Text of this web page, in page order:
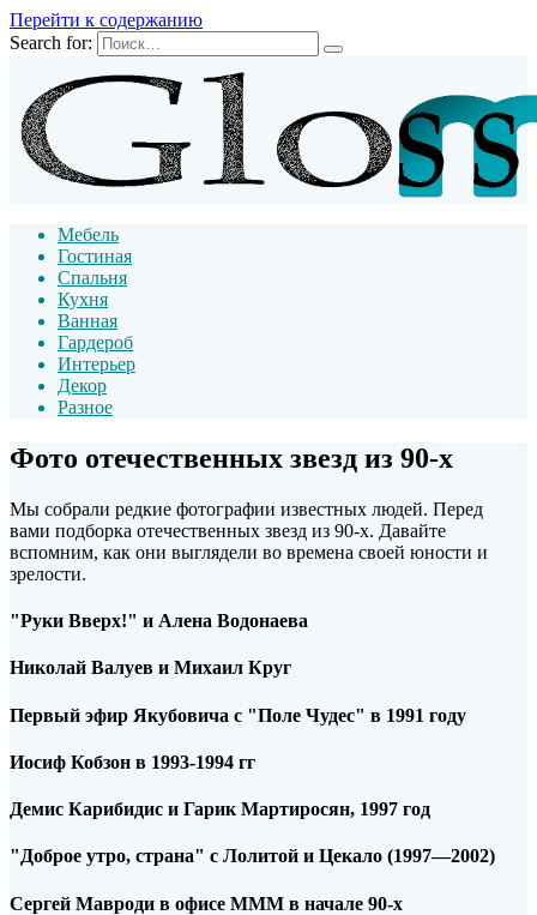
Перейти к содержанию
Search for:
Мебель
Гостиная
Спальня
Кухня
Ванная
Гардероб
Интерьер
Декор
Разное
Фото отечественных звезд из 90-х
Мы собрали редкие фотографии известных людей. Перед
вами подборка отечественных звезд из 90-х. Давайте
вспомним, как они выглядели во времена своей юности и
зрелости.
"Руки Вверх!" и Алена Водонаева
Николай Валуев и Михаил Круг
Первый эфир Якубовича с "Поле Чудес" в 1991 году
Иосиф Кобзон в 1993-1994 гг
Демис Карибидис и Гарик Мартиросян, 1997 год
"Доброе утро, страна" с Лолитой и Цекало (1997—2002)
Сергей Мавроди в офисе МММ в начале 90-х